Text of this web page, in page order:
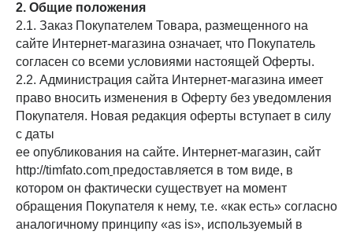
2. Общие положения
2.1. Заказ Покупателем Товара, размещенного на
сайте Интернет-магазина означает, что Покупатель
согласен со всеми условиями настоящей Оферты.
2.2. Администрация сайта Интернет-магазина имеет
право вносить изменения в Оферту без уведомления
Покупателя. Новая редакция оферты вступает в силу
с даты
ее опубликования на сайте. Интернет-магазин, сайт
http://timfato.com предоставляется в том виде, в
котором он фактически существует на момент
обращения Покупателя к нему, т.е. «как есть» согласно
аналогичному принципу «as is», используемый в